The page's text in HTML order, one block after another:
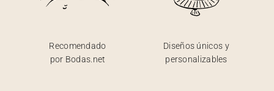
Recomendado
por Bodas.net
Diseños únicos y
personalizables